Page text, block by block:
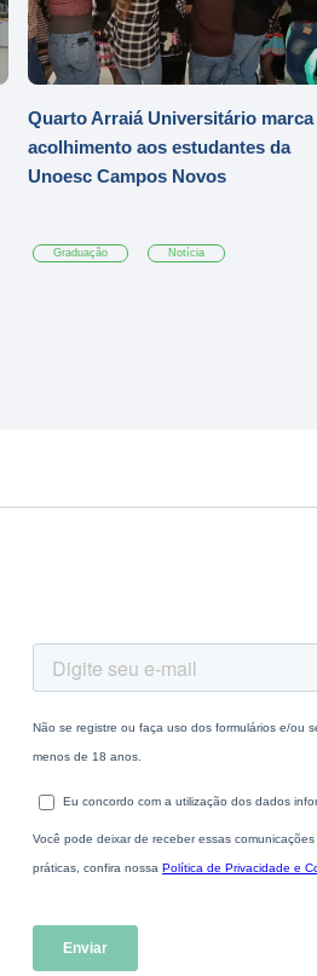
Quarto Arraiá Universitário marca
acolhimento aos estudantes da
Unoesc Campos Novos
Graduação Notícia